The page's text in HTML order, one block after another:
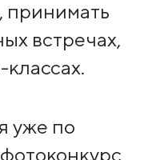
принимать
встречах,
уже по